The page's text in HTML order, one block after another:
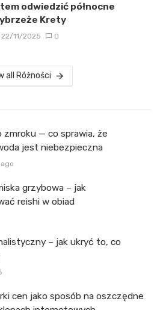
odwiedzić północne
Krety
22/11/2025 0
all Różności
zmroku — co sprawia, że
jest niebezpieczna
grzybowa – jak
reishi w obiad
– jak ukryć to, co
cen jako sposób na oszczędne